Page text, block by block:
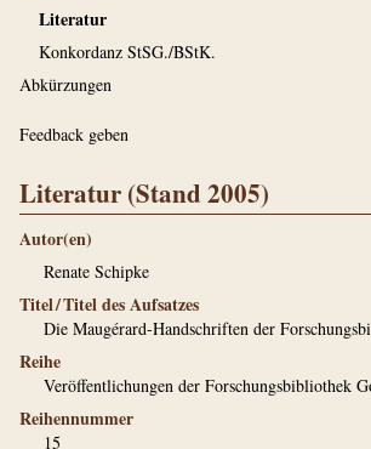
Literatur
Konkordanz StSG./BStK.
Abkürzungen
Feedback geben
Literatur (Stand 2005)
Autor(en)
Renate Schipke
Titel / Titel des Aufsatzes
Die Maugérard-Handschriften der
Reihe
Veröffentlichungen der Forschungsbibliothek
Reihennummer
15